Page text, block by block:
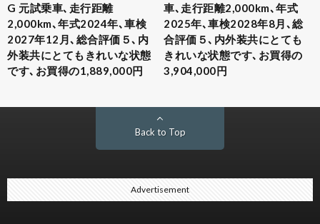
G 元試乗車､走行距離
2,000km､年式2024年､車検
2027年12月､総合評価５､内
外装共にとてもきれいな状態
です､お買得の1,889,000円
車､走行距離2,000km､年式
2025年､車検2028年8月､総
合評価５､内外装共にとても
きれいな状態です､お買得の
3,904,000円
Back to Top
Advertisement